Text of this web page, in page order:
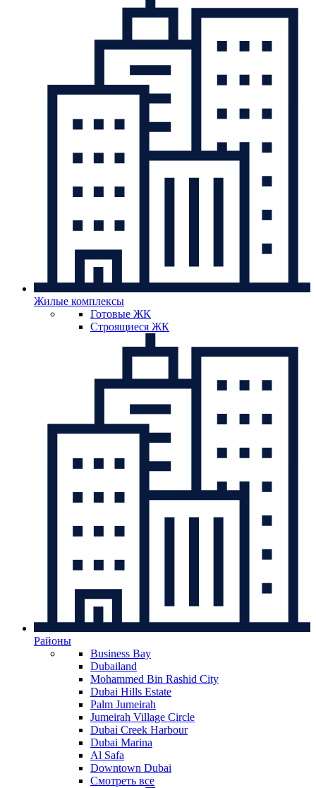
Жилые комплексы
Готовые ЖК
Строящиеся ЖК
Районы
Business Bay
Dubailand
Mohammed Bin Rashid City
Dubai Hills Estate
Palm Jumeirah
Jumeirah Village Circle
Dubai Creek Harbour
Dubai Marina
Al Safa
Downtown Dubai
Смотреть все